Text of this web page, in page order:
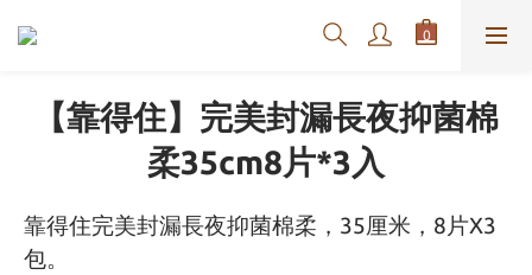
【靠得住】完美封漏長夜抑菌棉
柔35cm8片*3入
靠得住完美封漏長夜抑菌棉柔，35厘米，8片X3
包。